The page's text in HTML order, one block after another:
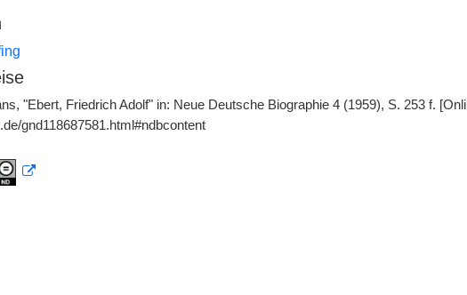
"Ebert, Friedrich Adolf" in: Neue Deutsche Biographie 4 (1959), S. 253 f.
gnd118687581.html#ndbcontent